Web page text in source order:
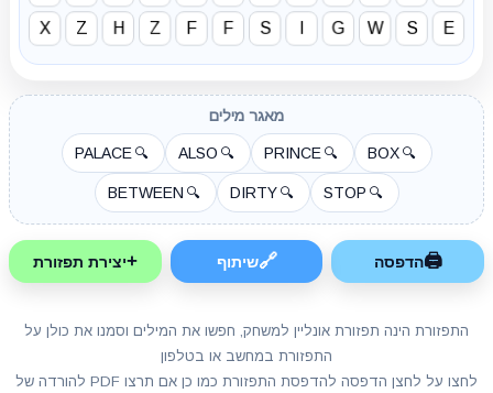
X Z H Z F F S G W S E
מאגר מילים
🔍
BOX
🔍
PRINCE
🔍
ALSO
🔍
PALACE
🔍
STOP
🔍
DIRTY
🔍
BETWEEN
🖨הדפסה 🔗שיתוף +יצירת תפזורת
התפזורת הינה תפזורת אונליין למשחק, חפשו את המילים וסמנו את כולן על
התפזורת במחשב או בטלפון
לחצו על לחצן הדפסה להדפסת התפזורת כמו כן אם תרצו PDF להורדה של